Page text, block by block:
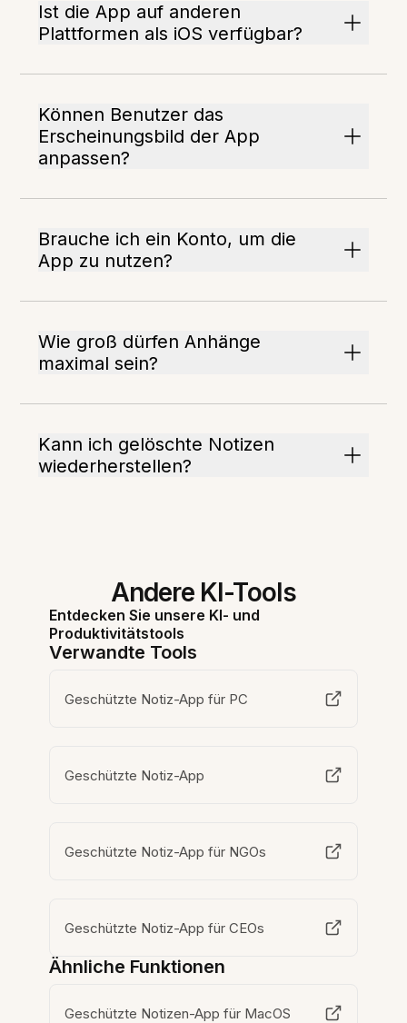
Ist die App auf anderen
Plattformen als iOS verfügbar?
Können Benutzer das
Erscheinungsbild der App
anpassen?
Brauche ich ein Konto, um die
App zu nutzen?
Wie groß dürfen Anhänge
maximal sein?
Kann ich gelöschte Notizen
wiederherstellen?
Andere KI-Tools
Entdecken Sie unsere KI- und
Produktivitätstools
Verwandte Tools
Geschützte Notiz-App für PC
Geschützte Notiz-App
Geschützte Notiz-App für NGOs
Geschützte Notiz-App für CEOs
Ähnliche Funktionen
Geschützte Notizen-App für MacOS